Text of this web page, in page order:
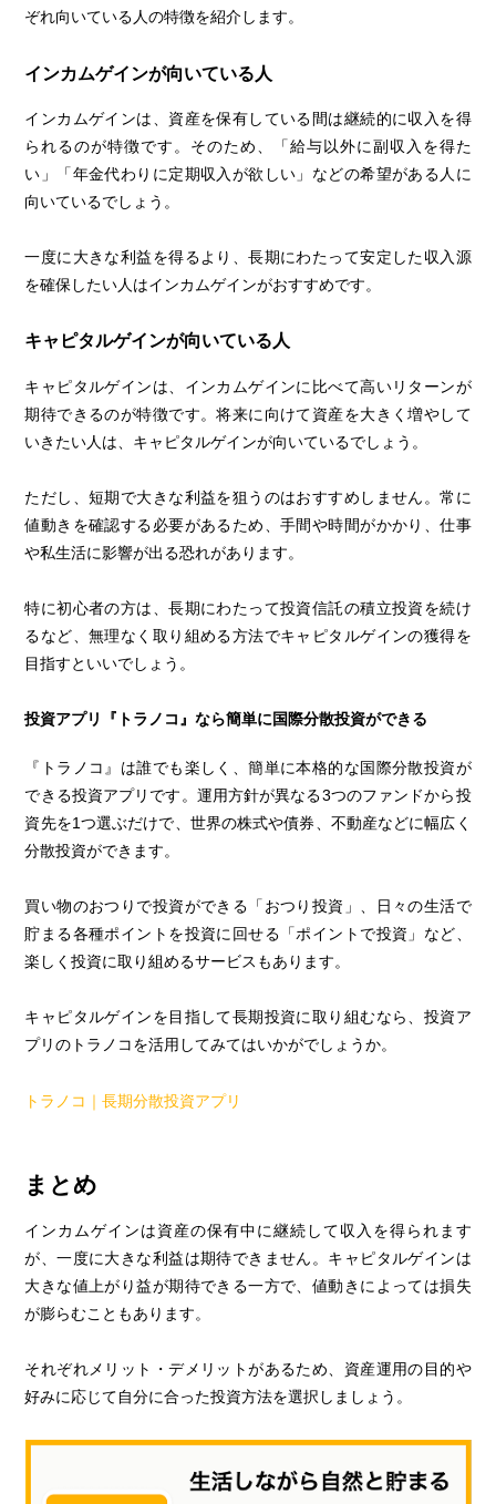
ぞれ向いている人の特徴を紹介します。
インカムゲインが向いている人
インカムゲインは、資産を保有している間は継続的に収入を得
られるのが特徴です。そのため、「給与以外に副収入を得た
い」「年金代わりに定期収入が欲しい」などの希望がある人に
向いているでしょう。
一度に大きな利益を得るより、長期にわたって安定した収入源
を確保したい人はインカムゲインがおすすめです。
キャピタルゲインが向いている人
キャピタルゲインは、インカムゲインに比べて高いリターンが
期待できるのが特徴です。将来に向けて資産を大きく増やして
いきたい人は、キャピタルゲインが向いているでしょう。
ただし、短期で大きな利益を狙うのはおすすめしません。常に
値動きを確認する必要があるため、手間や時間がかかり、仕事
や私生活に影響が出る恐れがあります。
特に初心者の方は、長期にわたって投資信託の積立投資を続け
るなど、無理なく取り組める方法でキャピタルゲインの獲得を
目指すといいでしょう。
投資アプリ『トラノコ』なら簡単に国際分散投資ができる
『トラノコ』は誰でも楽しく、簡単に本格的な国際分散投資が
できる投資アプリです。運用方針が異なる3つのファンドから投
資先を1つ選ぶだけで、世界の株式や債券、不動産などに幅広く
分散投資ができます。
買い物のおつりで投資ができる「おつり投資」、日々の生活で
貯まる各種ポイントを投資に回せる「ポイントで投資」など、
楽しく投資に取り組めるサービスもあります。
キャピタルゲインを目指して長期投資に取り組むなら、投資ア
プリのトラノコを活用してみてはいかがでしょうか。
トラノコ｜長期分散投資アプリ
まとめ
インカムゲインは資産の保有中に継続して収入を得られます
が、一度に大きな利益は期待できません。キャピタルゲインは
大きな値上がり益が期待できる一方で、値動きによっては損失
が膨らむこともあります。
それぞれメリット・デメリットがあるため、資産運用の目的や
好みに応じて自分に合った投資方法を選択しましょう。